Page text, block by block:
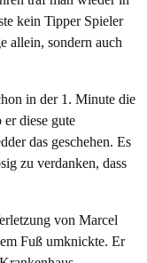
kein Tipper Spieler
allein, sondern auch
in der 1. Minute die
diese gute
das geschehen. Es
zu verdanken, dass
von Marcel
Fuß umknickte. Er